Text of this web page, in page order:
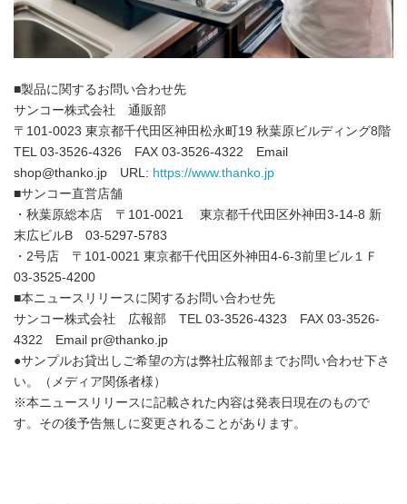
■製品に関するお問い合わせ先
サンコー株式会社 通販部
〒101-0023 東京都千代田区神田松永町19 秋葉原ビルディング8階
TEL 03-3526-4326 FAX 03-3526-4322 Email
shop@thanko.jp URL: https://www.thanko.jp
■サンコー直営店舗
・秋葉原総本店 〒101-0021 東京都千代田区外神田3-14-8 新
末広ビルB 03-5297-5783
・2号店 〒101-0021 東京都千代田区外神田4-6-3前里ビル１Ｆ
03-3525-4200
■本ニュースリリースに関するお問い合わせ先
サンコー株式会社 広報部 TEL 03-3526-4323 FAX 03-3526-
4322 Email pr@thanko.jp
●サンプルお貸出しご希望の方は弊社広報部までお問い合わせ下さ
い。（メディア関係者様）
※本ニュースリリースに記載された内容は発表日現在のもので
す。その後予告無しに変更されることがあります。